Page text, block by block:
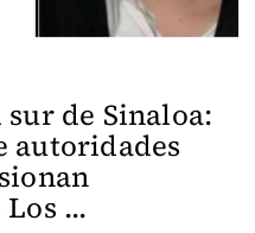
de Sinaloa:
autoridades
...